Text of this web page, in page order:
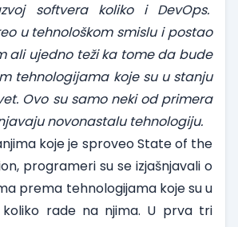
softvera koliko i DevOps.
u tehnološkom smislu i postao
ali ujedno teži ka tome da bude
tehnologijama koje su u stanju
Ovo su samo neki od primera
novonastalu tehnologiju.
koje je sproveoState of the
, programeri su se izjašnjavali o
prema tehnologijama koje su u
rade na njima. U prva tri